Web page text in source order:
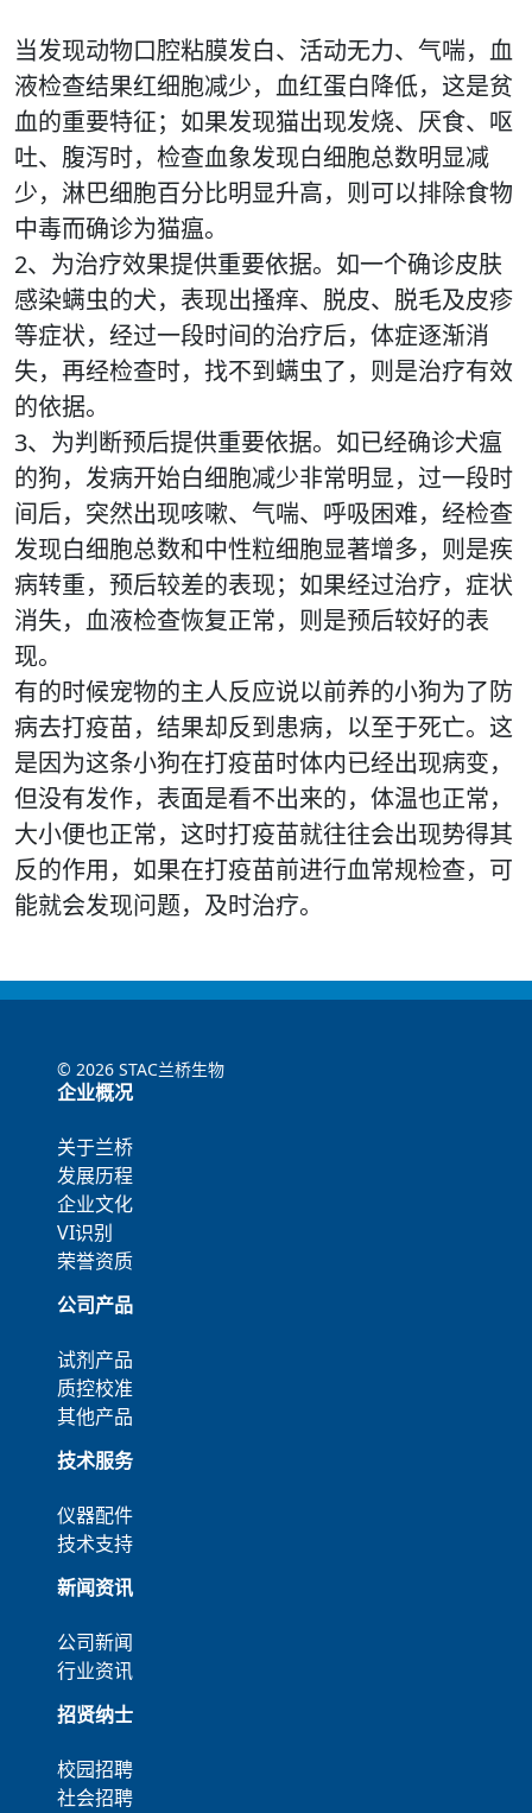
当发现动物口腔粘膜发白、活动无力、气喘，血
液检查结果红细胞减少，血红蛋白降低，这是贫
血的重要特征；如果发现猫出现发烧、厌食、呕
吐、腹泻时，检查血象发现白细胞总数明显减
少，淋巴细胞百分比明显升高，则可以排除食物
中毒而确诊为猫瘟。
2、为治疗效果提供重要依据。如一个确诊皮肤
感染螨虫的犬，表现出搔痒、脱皮、脱毛及皮疹
等症状，经过一段时间的治疗后，体症逐渐消
失，再经检查时，找不到螨虫了，则是治疗有效
的依据。
3、为判断预后提供重要依据。如已经确诊犬瘟
的狗，发病开始白细胞减少非常明显，过一段时
间后，突然出现咳嗽、气喘、呼吸困难，经检查
发现白细胞总数和中性粒细胞显著增多，则是疾
病转重，预后较差的表现；如果经过治疗，症状
消失，血液检查恢复正常，则是预后较好的表
现。
有的时候宠物的主人反应说以前养的小狗为了防
病去打疫苗，结果却反到患病，以至于死亡。这
是因为这条小狗在打疫苗时体内已经出现病变，
但没有发作，表面是看不出来的，体温也正常，
大小便也正常，这时打疫苗就往往会出现势得其
反的作用，如果在打疫苗前进行血常规检查，可
能就会发现问题，及时治疗。
© 2026 STAC兰桥生物
企业概况
关于兰桥
发展历程
企业文化
VI识别
荣誉资质
公司产品
试剂产品
质控校准
其他产品
技术服务
仪器配件
技术支持
新闻资讯
公司新闻
行业资讯
招贤纳士
校园招聘
社会招聘